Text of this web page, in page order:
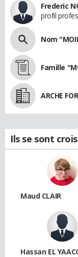
Frederic
profil
Nom
Famille
ARCHE
Ils se sont
Maud CLAIR
Hassan EL